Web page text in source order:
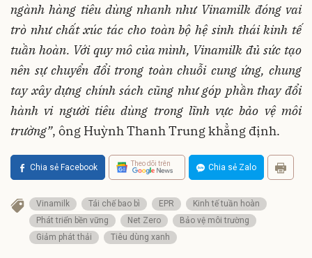
ngành hàng tiêu dùng nhanh như Vinamilk đóng vai
trò như chất xúc tác cho toàn bộ hệ sinh thái kinh tế
tuần hoàn. Với quy mô của mình, Vinamilk đủ sức tạo
nên sự chuyển đổi trong toàn chuỗi cung ứng, chung
tay xây dựng chính sách cũng như góp phần thay đổi
hành vi người tiêu dùng trong lĩnh vực bảo vệ môi
trường”, ông Huỳnh Thanh Trung khẳng định.
Chia sẻ Facebook Theo dõi trên Chia sẻ Zalo
Vinamilk Tái chế bao bì EPR
Kinh tế tuần hoàn
Phát triển bền vững
Net Zero
Bảo vệ môi trường
Giảm phát thải
Tiêu dùng xanh